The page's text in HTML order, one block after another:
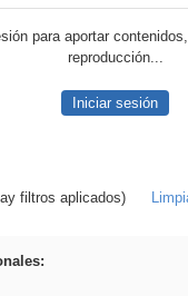
para aportar
reproducción...
Iniciar sesión
cortar
filtros aplicados)